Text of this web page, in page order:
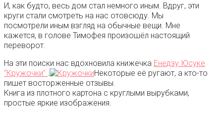
И, как будто, весь дом стал немного иным. Вдруг, эти
круги стали смотреть на нас отовсюду. Мы
посмотрели иным взгляд на обычные вещи. Мне
кажется, в голове Тимофея произошёл настоящий
переворот.
На эти поиски нас вдохновила книжечка Енедзу Юсуке
“Кружочки”..
Некоторые её ругают, а кто-то
пишет восторженные отзывы.
Книга из плотного картона с круглыми вырубками,
простые яркие изображения.